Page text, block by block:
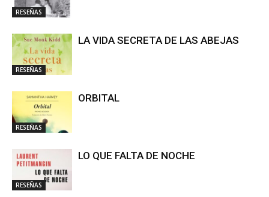
RESEÑAS
RESEÑAS
LA VIDA SECRETA DE LAS ABEJAS
RESEÑAS
ORBITAL
RESEÑAS
LO QUE FALTA DE NOCHE